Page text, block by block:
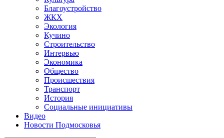
Благоустройство
ЖКХ
Экология
Кучино
Строительство
Интервью
Экономика
Общество
Происшествия
Транспорт
История
Социальные инициативы
Видео
Новости Подмосковья